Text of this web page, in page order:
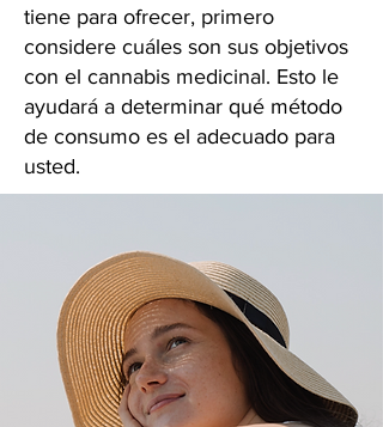
tiene para ofrecer, primero
considere cuáles son sus objetivos
con el cannabis medicinal. Esto le
ayudará a determinar qué método
de consumo es el adecuado para
usted.